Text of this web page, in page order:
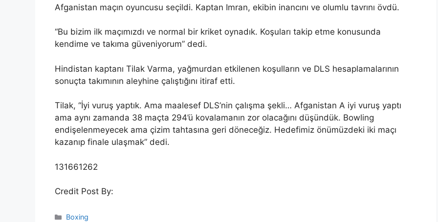
Afganistan maçın oyuncusu seçildi. Kaptan Imran, ekibin inancını ve olumlu tavrını övdü.
“Bu bizim ilk maçımızdı ve normal bir kriket oynadık. Koşuları takip etme konusunda
kendime ve takıma güveniyorum” dedi.
Hindistan kaptanı Tilak Varma, yağmurdan etkilenen koşulların ve DLS hesaplamalarının
sonuçta takımının aleyhine çalıştığını itiraf etti.
Tilak, “İyi vuruş yaptık. Ama maalesef DLS’nin çalışma şekli… Afganistan A iyi vuruş yaptı
ama aynı zamanda 38 maçta 294’ü kovalamanın zor olacağını düşündük. Bowling
endişelenmeyecek ama çizim tahtasına geri döneceğiz. Hedefimiz önümüzdeki iki maçı
kazanıp finale ulaşmak” dedi.
131661262
Credit Post By:
Categories
Boxing